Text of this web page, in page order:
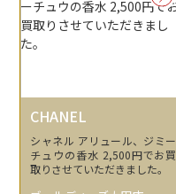
CHANEL
シャネル アリュール、ジミー
チュウの香水 2,500円でお買
取りさせていただきました。